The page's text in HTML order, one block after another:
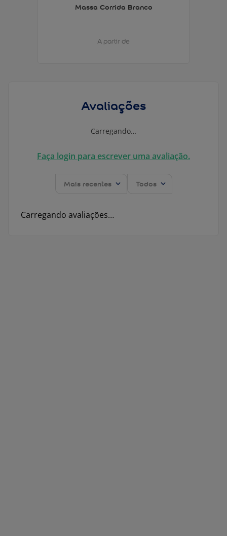
Massa Corrida Branco
A partir de
Avaliações
Carregando…
Faça login para escrever uma avaliação.
Mais recentes Todos
Carregando avaliações…